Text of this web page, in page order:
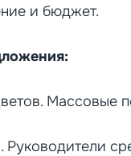
и бюджет.
Массовые
Руководители